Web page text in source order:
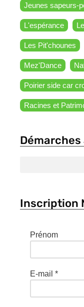
Jeunes sapeurs-
L'espérance
Les Pit'chounes
Mez'Dance
Poirier side car
Racines et
Inscription
Prénom
E-mail *